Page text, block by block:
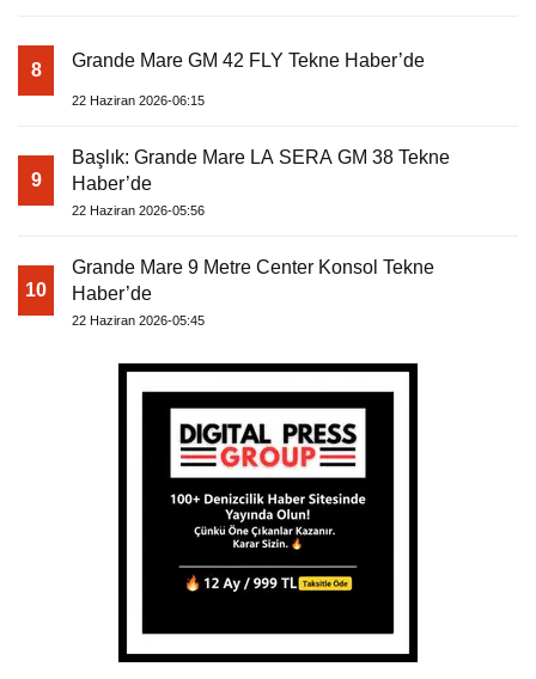
8 Grande Mare GM 42 FLY Tekne Haber’de
22 Haziran 2026-06:15
9
Başlık: Grande Mare LA SERA GM 38 Tekne
Haber’de
22 Haziran 2026-05:56
10
Grande Mare 9 Metre Center Konsol Tekne
Haber’de
22 Haziran 2026-05:45